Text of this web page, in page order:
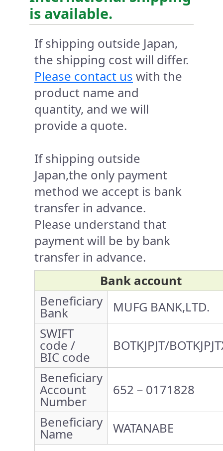
is available.
If shipping outside Japan,
the shipping cost will differ.
Please contact us with the
product name and
quantity, and we will
provide a quote.
If shipping outside
Japan,the only payment
method we accept is bank
transfer in advance.
Please understand that
payment will be by bank
transfer in advance.
Bank account
Beneficiary
Bank
MUFG BANK,LTD.
SWIFT
code /
BIC code
BOTKJPJT/
Beneficiary
Account
Number
652－0171828
Beneficiary
Name WATANABE